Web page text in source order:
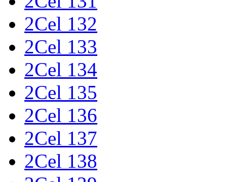
2Cel 132
2Cel 133
2Cel 134
2Cel 135
2Cel 136
2Cel 137
2Cel 138